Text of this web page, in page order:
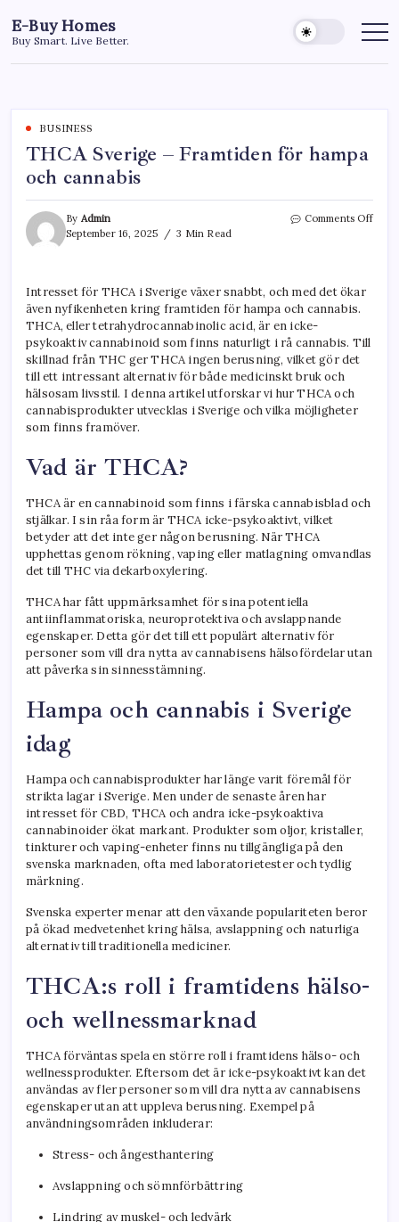
to
content
E-Buy Homes
Buy Smart. Live Better.
BUSINESS
THCA Sverige – Framtiden för hampa
och cannabis
By Admin
September 16, 2025
3 Min Read
Comments Offon
Intresset för THCA i Sverige växer snabbt, och med det ökar
även nyfikenheten kring framtiden för hampa och cannabis.
THCA, eller tetrahydrocannabinolic acid, är en icke-
psykoaktiv cannabinoid som finns naturligt i rå cannabis. Till
skillnad från THC ger THCA ingen berusning, vilket gör det
till ett intressant alternativ för både medicinskt bruk och
hälsosam livsstil. I denna artikel utforskar vi hur THCA och
cannabisprodukter utvecklas i Sverige och vilka möjligheter
som finns framöver.
Vad är THCA?
THCA är en cannabinoid som finns i färska cannabisblad och
stjälkar. I sin råa form är THCA icke-psykoaktivt, vilket
betyder att det inte ger någon berusning. När THCA
upphettas genom rökning, vaping eller matlagning omvandlas
det till THC via dekarboxylering.
THCA har fått uppmärksamhet för sina potentiella
antiinflammatoriska, neuroprotektiva och avslappnande
egenskaper. Detta gör det till ett populärt alternativ för
personer som vill dra nytta av cannabisens hälsofördelar utan
att påverka sin sinnesstämning.
Hampa och cannabis i Sverige
idag
Hampa och cannabisprodukter har länge varit föremål för
strikta lagar i Sverige. Men under de senaste åren har
intresset för CBD, THCA och andra icke-psykoaktiva
cannabinoider ökat markant. Produkter som oljor, kristaller,
tinkturer och vaping-enheter finns nu tillgängliga på den
svenska marknaden, ofta med laboratorietester och tydlig
märkning.
Svenska experter menar att den växande populariteten beror
på ökad medvetenhet kring hälsa, avslappning och naturliga
alternativ till traditionella mediciner.
THCA:s roll i framtidens hälso-
och wellnessmarknad
THCA förväntas spela en större roll i framtidens hälso- och
wellnessprodukter. Eftersom det är icke-psykoaktivt kan det
användas av fler personer som vill dra nytta av cannabisens
egenskaper utan att uppleva berusning. Exempel på
användningsområden inkluderar:
Stress- och ångesthantering
Avslappning och sömnförbättring
Lindring av muskel- och ledvärk